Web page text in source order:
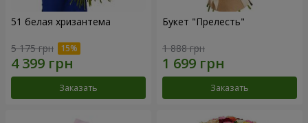
51 белая хризантема
5 175 грн
Заказать
Букет "Прелесть"
1 888 грн
Заказать